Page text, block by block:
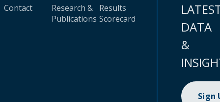
Contact
Research &
Publications
Results
Scorecard
DATA
&
Sign